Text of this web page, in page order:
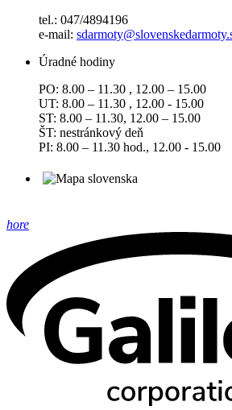
tel.: 047/4894196
e-mail:
Úradné hodiny
PO: 8.00 – 11.30 , 12.00 – 15.00
UT: 8.00 – 11.30 , 12.00 - 15.00
ST: 8.00 – 11.30, 12.00 – 15.00
ŠT: nestránkový deň
PI: 8.00 – 11.30 hod., 12.00 - 15.00
hore